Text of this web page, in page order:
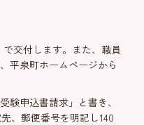
交付します。また、職員
平泉町ホームページから
験申込書請求」と書き、
、郵便番号を明記し140